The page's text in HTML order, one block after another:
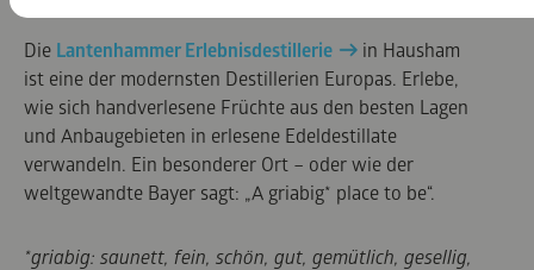
Die Lantenhammer Erlebnisdestillerie
in Hausham
ist eine der modernsten Destillerien Europas. Erlebe,
wie sich handverlesene Früchte aus den besten Lagen
und Anbaugebieten in erlesene Edeldestillate
verwandeln. Ein besonderer Ort – oder wie der
weltgewandte Bayer sagt: „A griabig* place to be“.
*griabig: saunett, fein, schön, gut, gemütlich, gesellig,